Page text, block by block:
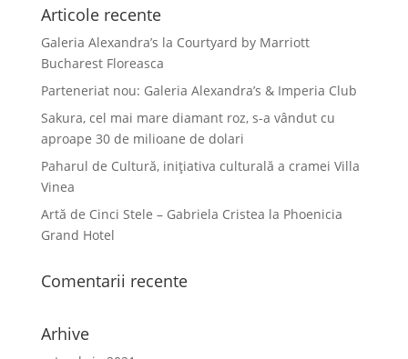
Articole recente
Galeria Alexandra’s la Courtyard by Marriott
Bucharest Floreasca
Parteneriat nou: Galeria Alexandra’s & Imperia Club
Sakura, cel mai mare diamant roz, s-a vândut cu
aproape 30 de milioane de dolari
Paharul de Cultură, inițiativa culturală a cramei Villa
Vinea
Artă de Cinci Stele – Gabriela Cristea la Phoenicia
Grand Hotel
Comentarii recente
Arhive